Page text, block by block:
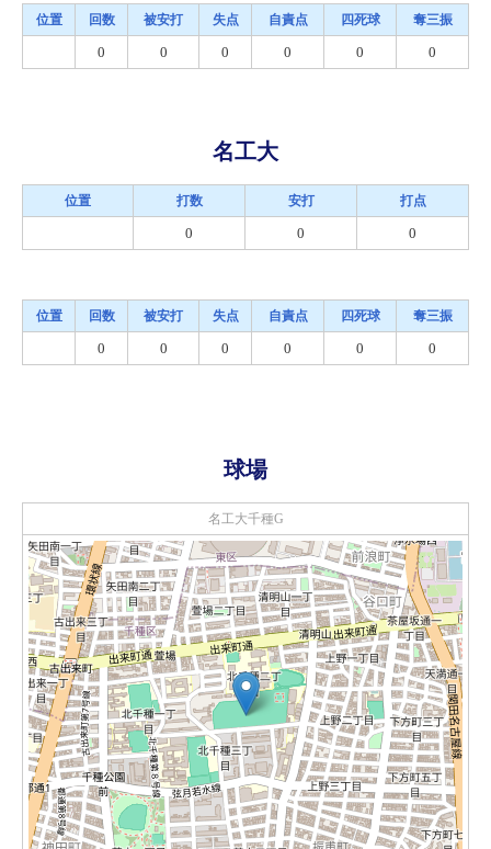
位置 回数 被安打 失点 自責点 四死球 奪三振
0 0 0 0 0 0
名工大
位置 打数 安打 打点
0 0 0
位置 回数 被安打 失点 自責点 四死球 奪三振
0 0 0 0 0 0
球場
名工大千種G